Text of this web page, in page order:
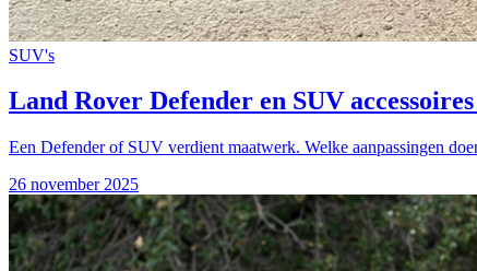
SUV's
Land Rover Defender en SUV
Een Defender of SUV verdient maatwerk. Welke aanpassingen
26 november 2025